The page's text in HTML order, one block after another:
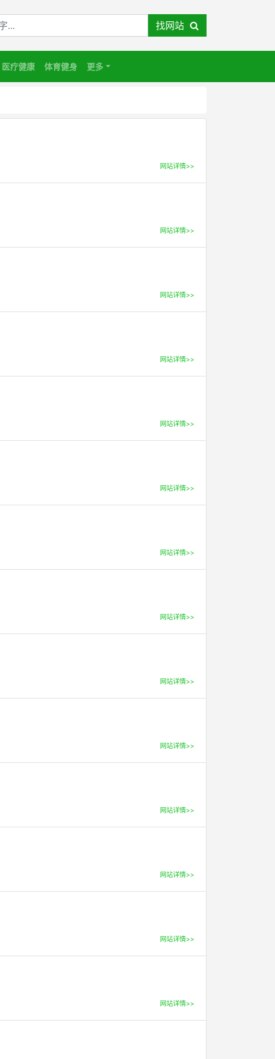
找网站
医疗健康 体育健身 更多
网站详情>>
网站详情>>
网站详情>>
网站详情>>
网站详情>>
网站详情>>
网站详情>>
网站详情>>
网站详情>>
网站详情>>
网站详情>>
网站详情>>
网站详情>>
网站详情>>